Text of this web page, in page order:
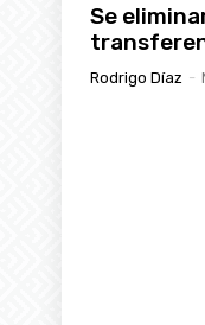
Se
Rodrigo Díaz -